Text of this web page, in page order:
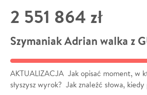
2 551 864 zł
Szymaniak Adrian walka z
AKTUALIZACJA Jak opisać moment, w
słyszysz wyrok? Jak znaleźć słowa,